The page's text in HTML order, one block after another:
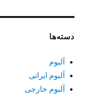
دسته‌ها
آلبوم
آلبوم ایرانی
آلبوم خارجی